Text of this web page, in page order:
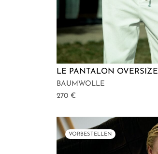
LE PANTALON OVERSIZE
BAUMWOLLE
270 €
VORBESTELLEN